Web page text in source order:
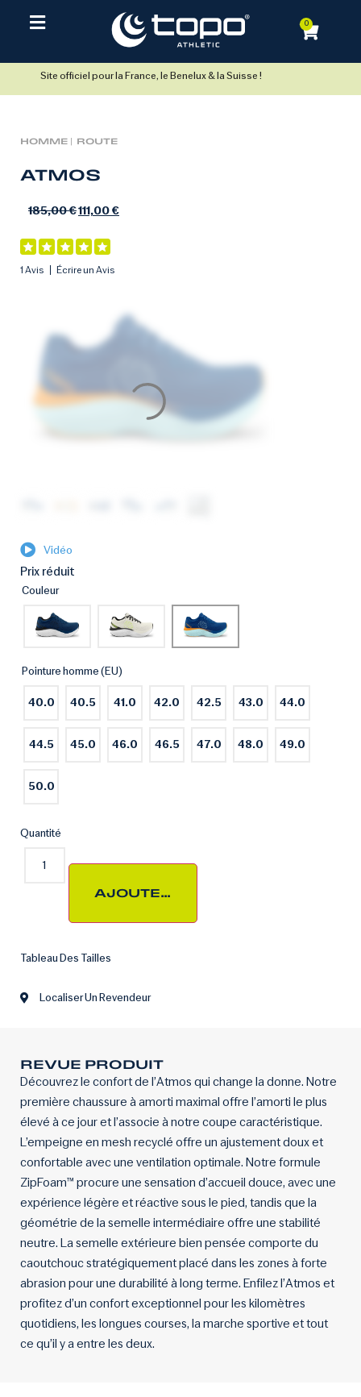
0
Site officiel pour la France, le Benelux & la Suisse !
HOMME | ROUTE
ATMOS
185,00€111,00€
1 Avis Écrire un Avis
Vidéo
Prix réduit
Couleur
Pointure homme (EU)
40.0 40.5 41.0 42.0 42.5 43.0 44.0
44.5 45.0 46.0 46.5 47.0 48.0 49.0
50.0
Quantité
AJOUTER AU PANIER
Tableau Des Tailles
Localiser Un Revendeur
REVUE PRODUIT
Découvrez le confort de l’Atmos qui change la donne. Notre
première chaussure à amorti maximal offre l’amorti le plus
élevé à ce jour et l’associe à notre coupe caractéristique.
L’empeigne en mesh recyclé offre un ajustement doux et
confortable avec une ventilation optimale. Notre formule
ZipFoam™ procure une sensation d’accueil douce, avec une
expérience légère et réactive sous le pied, tandis que la
géométrie de la semelle intermédiaire offre une stabilité
neutre. La semelle extérieure bien pensée comporte du
caoutchouc stratégiquement placé dans les zones à forte
abrasion pour une durabilité à long terme. Enfilez l’Atmos et
profitez d’un confort exceptionnel pour les kilomètres
quotidiens, les longues courses, la marche sportive et tout
ce qu’il y a entre les deux.